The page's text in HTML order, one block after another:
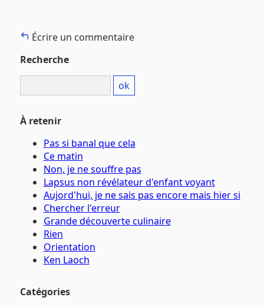
Écrire un commentaire
Recherche
À retenir
Pas si banal que cela
Ce matin
Non, je ne souffre pas
Lapsus non révélateur d'enfant voyant
Aujord'hui, je ne sais pas encore mais hier si
Chercher l'erreur
Grande découverte culinaire
Rien
Orientation
Ken Laoch
Catégories